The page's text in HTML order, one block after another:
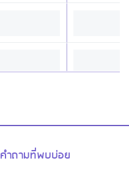
คำถามที่พบบ่อย